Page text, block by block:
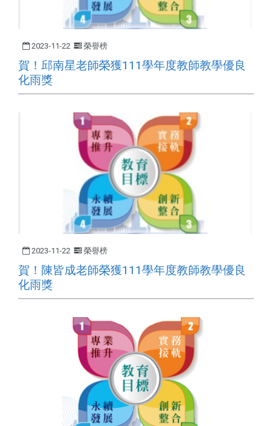
2023-11-22 榮譽榜
賀！邱南星老師榮獲111學年度教師教學優良
化雨獎
2023-11-22 榮譽榜
賀！陳皆成老師榮獲111學年度教師教學優良
化雨獎